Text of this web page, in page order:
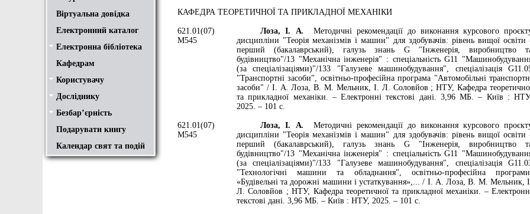
Віртуальна довідка
Електронний каталог
Електронна бібліотека
Положення
Доступ
Авторам
Пошук у ЕК. Інструкція
Кафедрам
Користувачу
Правила користування
Про обхідний лист
Медіатека "NMCBOOK"
Підручники онлайн
Путівник бібліотеками
Переходь на українську
Вивчаємо іноземну мову
Опис документів
Конференції НТУ
Досліднику
Законодавча база
Academic integrity
Плагіат
Локальний доступ
Ресурси вільного доступу
Наукова періодика
Бібліографічні менеджери
Безбар’єрність
Безбар’єрність це…
Путівник веб-ресурсами
Подарувати книгу
Календар свят та подій
КАФЕДРА ТЕОРЕТИЧНОЇ ТА ПРИКЛАДНОЇ МЕХАНІКИ
621.01(07)
М545
Лоза, І. А. Методичні рекомендації до виконання курсового
дисципліни "Теорія механізмів і машин" для здобувачів: рівень вищої освіти
перший (бакалаврський), галузь знань G "Інженерія, виробництво
будівництво"/13 "Механічна інженерія" : спеціальність G11
(за спеціалізаціями)"/133 "Галузеве машинобудування", спеціалізація
"Транспортні засоби", освітньо-професійна програма "Автомобільні
засоби" / І. А. Лоза, В. М. Мельник, І. Л. Соловйов ; НТУ, Кафедра
та прикладної механіки. – Електронні текстові дані. 3,96 МБ. – Київ :
2025. – 101 с.
621.01(07)
М545
Лоза, І. А. Методичні рекомендації до виконання курсового
дисципліни "Теорія механізмів і машин" для здобувачів: рівень вищої освіти
перший (бакалаврський), галузь знань G "Інженерія, виробництво
будівництво"/13 "Механічна інженерія" : спеціальність G11
(за спеціалізаціями)"/133 "Галузеве машинобудування", спеціалізація
"Технологічні машини та обладнання", освітньо-професійна
«Будівельні та дорожні машини і устаткування»,... / І. А. Лоза, В. М. Мельник, І.
Л. Соловйов ; НТУ, Кафедра теоретичної та прикладної механіки. –
текстові дані. 3,96 МБ. – Київ : НТУ, 2025. – 101 с.